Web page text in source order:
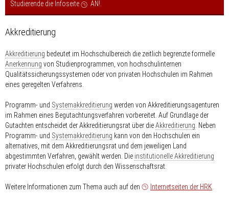
Studierende die Infoseite
AN!
Akkreditierung
Akkreditierung bedeutet im Hochschulbereich die zeitlich begrenzte formelle
Anerkennung von Studienprogrammen, von hochschulinternen
Qualitätssicherungssystemen oder von privaten Hochschulen im Rahmen
eines geregelten Verfahrens.
Programm- und Systemakkreditierung werden von Akkreditierungsagenturen
im Rahmen eines Begutachtungsverfahren vorbereitet. Auf Grundlage der
Gutachten entscheidet der Akkreditierungsrat über dieAkkreditierung . Neben
Programm- und Systemakkreditierung kann von den Hochschulen ein
alternatives, mit dem Akkreditierungsrat und dem jeweiligen Land
abgestimmten Verfahren, gewählt werden. Die institutionelle Akkreditierung
privater Hochschulen erfolgt durch den Wissenschaftsrat.
Weitere Informationen zum Thema auch auf den Internetseiten der HRK